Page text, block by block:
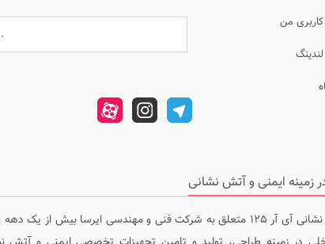
من
سایت جامع ایمنی و آتش نشانی آی آر 125 متعلق به شرکت فنی و مهندسی ایرسا بیش از